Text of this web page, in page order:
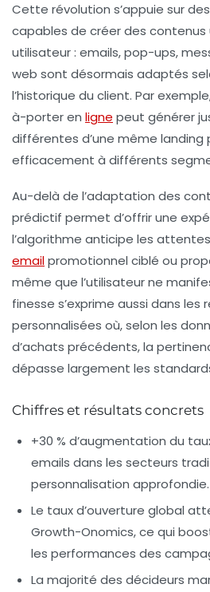
Cette révolution s’appuie sur
capables de créer des contenus
utilisateur : emails, pop-ups,
web sont désormais adaptés
l’historique du client. Par
à-porter en ligne peut générer
différentes d’une même landing
efficacement à différents
Au-delà de l’adaptation des
prédictif permet d’offrir une
l’algorithme anticipe les
emailpromotionnel ciblé ou
même que l’utilisateur ne
finesse s’exprime aussi dans
personnalisées où, selon les
d’achats précédents, la
dépasse largement les
Chiffres et résultats concrets
+30 % d’augmentation du
emails dans les secteurs
personnalisation approfondie.
Le taux d’ouverture global
Growth-Onomics, ce qui
les performances des
La majorité des décideurs